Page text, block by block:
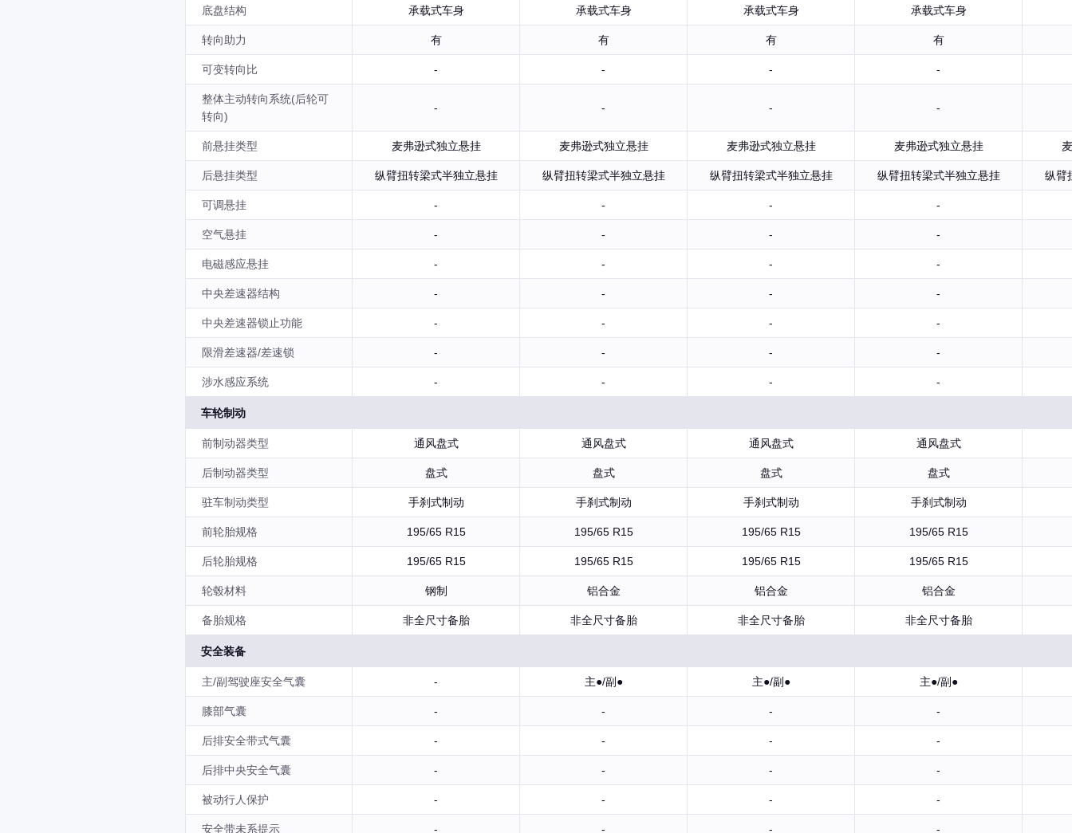
底盘结构 承载式车身 承载式车身 承载式车身 承载式车身
转向助力 有 有 有 有
可变转向比 - - - -
整体主动转向系统(后轮可
转向)
- - - -
前悬挂类型 麦弗逊式独立悬挂 麦弗逊式独立悬挂 麦弗逊式独立悬挂 麦弗逊式独立悬挂
后悬挂类型 纵臂扭转梁式半独立悬挂 纵臂扭转梁式半独立悬挂 纵臂扭转梁式半独立悬挂 纵臂扭转梁式半独立悬挂 纵臂
可调悬挂 - - - -
空气悬挂 - - - -
电磁感应悬挂 - - - -
中央差速器结构 - - - -
中央差速器锁止功能 - - - -
限滑差速器/差速锁 - - - -
涉水感应系统 - - - -
车轮制动
前制动器类型 通风盘式 通风盘式 通风盘式 通风盘式
后制动器类型 盘式 盘式 盘式 盘式
驻车制动类型 手刹式制动 手刹式制动 手刹式制动 手刹式制动
前轮胎规格 195/65 R15 195/65 R15 195/65 R15 195/65 R15
后轮胎规格 195/65 R15 195/65 R15 195/65 R15 195/65 R15
轮毂材料 钢制 铝合金 铝合金 铝合金
备胎规格 非全尺寸备胎 非全尺寸备胎 非全尺寸备胎 非全尺寸备胎
安全装备
主/副驾驶座安全气囊 - 主●/副● 主●/副● 主●/副●
膝部气囊 - - - -
后排安全带式气囊 - - - -
后排中央安全气囊 - - - -
被动行人保护 - - - -
安全带未系提示 - - - -